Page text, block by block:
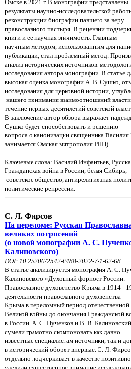
Омске в 2021 г. В монографии представлены
результаты научно-исследовательской
реконструкции биографии павшего за веру
православного пастыря. В рецензии
книги и ее научная значимость. Главным
научным методом, использованным для
публикации, стал проблемный метод.
анализ исторических источников,
исследования автора монографии. В статье
высокая оценка монографии А. В. Сушко,
исследования для церковной истории,
нашего понимания взаимоотношений
течение первых десятилетий советской
В заключение автор обзора выражает
Сушко будет способствовать и решению
вопроса о канонизации священника
занимается Омская митрополия РПЦ).
Ключевые слова: Василий Инфантьев,
Гражданская война в России, белая Сибирь,
советское общество, антирелигиозная
политические репрессии.
С. Л. Фирсов
На переломе: Русская
великих потрясений
(о новой монографии А. С.
Калиновского)
DOI: 10.25206/2542-0488-2022-7-1-62-68
В статье анализируется монография А. С.
Калиновского «Духовный форпост России.
Православное духовенство Крыма в 1914–
деятельности православного духовенства
Крыма в переломный период отечественной
Великой войны до окончания Гражданской
в России. А. С. Пученков и В. В.
сумели грамотно скомпоновать как давно
известные специалистам источники, так и
в исторический оборот впервые. С. Л.
отдельно подчеркивает в качестве
уделили существенное внимание